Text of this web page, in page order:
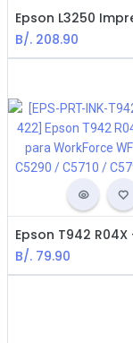
B/. 208.90
B/. 79.90